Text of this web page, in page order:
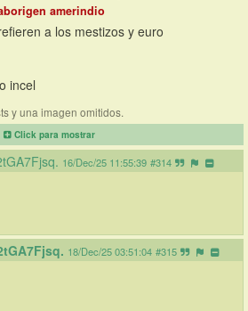
amerindio
a los mestizos y euro
incel
y una imagen omitidos.
Click para mostrar
16/Dec/25 11:55:39 #314
18/Dec/25 03:51:04 #315